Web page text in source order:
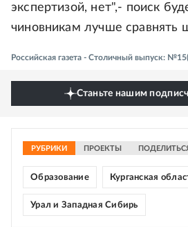
экспертизой, нет",- поиск
чиновникам лучше сравнять
Российская газета - Столичный выпуск:
Станьте нашим
РУБРИКИ ПРОЕКТЫ
Образование Курганская
Урал и Западная Сибирь